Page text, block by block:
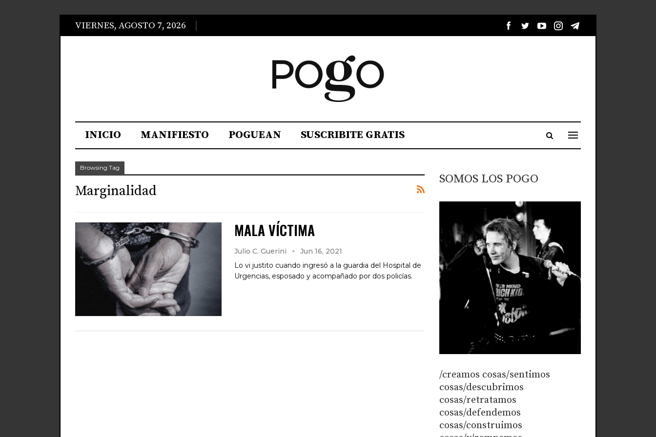
VIERNES, AGOSTO 7, 2026
INICIO MANIFIESTO POGUEAN SUSCRIBITE GRATIS
Browsing Tag
Marginalidad
MALA VÍCTIMA
Julio C. Guerini
Jun 16, 2021
Lo vi justito cuando ingresó a la guardia del Hospital de
Urgencias, esposado y acompañado por dos policías.
SOMOS LOS POGO
/creamos cosas/sentimos
cosas/descubrimos
cosas/retratamos
cosas/defendemos
cosas/construimos